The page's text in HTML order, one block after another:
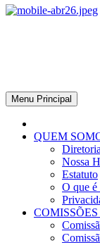
Menu Principal
QUEM
Diretoria
Nossa
Estatuto
O que